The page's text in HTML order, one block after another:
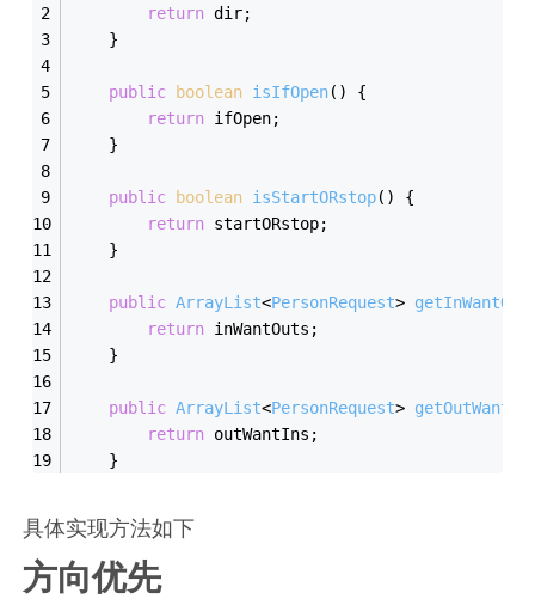
return dir;
    }
public boolean isIfOpen( )
{
return ifOpen;
    }
public boolean isStartORstop( )
{
return startORstop;
    }
public ArrayList<PersonRequest>
return inWantOuts;
    }
public ArrayList<PersonRequest>
return outWantIns;
    }
具体实现方法如下
方向优先